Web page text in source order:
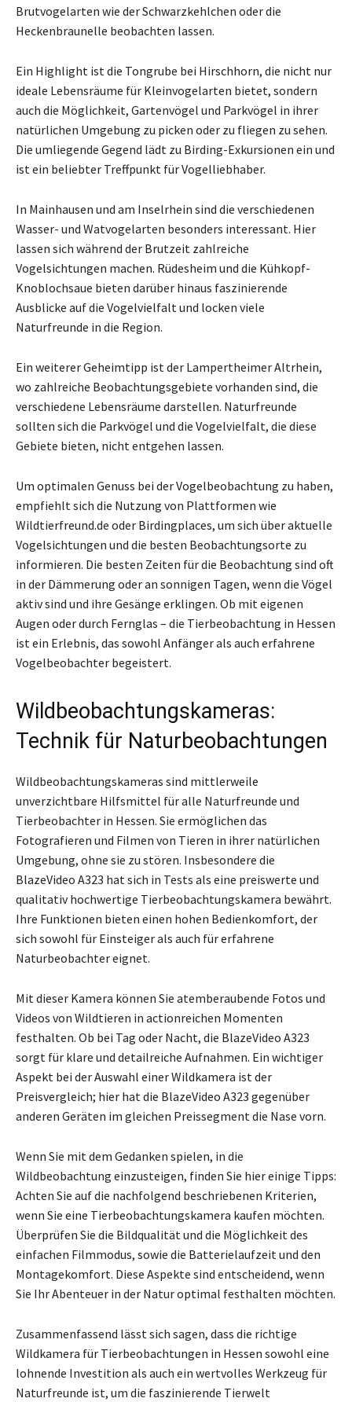
Brutvogelarten wie der Schwarzkehlchen oder die
Heckenbraunelle beobachten lassen.
Ein Highlight ist die Tongrube bei Hirschhorn, die nicht nur
ideale Lebensräume für Kleinvogelarten bietet, sondern
auch die Möglichkeit, Gartenvögel und Parkvögel in ihrer
natürlichen Umgebung zu picken oder zu fliegen zu sehen.
Die umliegende Gegend lädt zu Birding-Exkursionen ein und
ist ein beliebter Treffpunkt für Vogelliebhaber.
In Mainhausen und am Inselrhein sind die verschiedenen
Wasser- und Watvogelarten besonders interessant. Hier
lassen sich während der Brutzeit zahlreiche
Vogelsichtungen machen. Rüdesheim und die Kühkopf-
Knoblochsaue bieten darüber hinaus faszinierende
Ausblicke auf die Vogelvielfalt und locken viele
Naturfreunde in die Region.
Ein weiterer Geheimtipp ist der Lampertheimer Altrhein,
wo zahlreiche Beobachtungsgebiete vorhanden sind, die
verschiedene Lebensräume darstellen. Naturfreunde
sollten sich die Parkvögel und die Vogelvielfalt, die diese
Gebiete bieten, nicht entgehen lassen.
Um optimalen Genuss bei der Vogelbeobachtung zu haben,
empfiehlt sich die Nutzung von Plattformen wie
Wildtierfreund.de oder Birdingplaces, um sich über aktuelle
Vogelsichtungen und die besten Beobachtungsorte zu
informieren. Die besten Zeiten für die Beobachtung sind oft
in der Dämmerung oder an sonnigen Tagen, wenn die Vögel
aktiv sind und ihre Gesänge erklingen. Ob mit eigenen
Augen oder durch Fernglas – die Tierbeobachtung in Hessen
ist ein Erlebnis, das sowohl Anfänger als auch erfahrene
Vogelbeobachter begeistert.
Wildbeobachtungskameras:
Technik für Naturbeobachtungen
Wildbeobachtungskameras sind mittlerweile
unverzichtbare Hilfsmittel für alle Naturfreunde und
Tierbeobachter in Hessen. Sie ermöglichen das
Fotografieren und Filmen von Tieren in ihrer natürlichen
Umgebung, ohne sie zu stören. Insbesondere die
BlazeVideo A323 hat sich in Tests als eine preiswerte und
qualitativ hochwertige Tierbeobachtungskamera bewährt.
Ihre Funktionen bieten einen hohen Bedienkomfort, der
sich sowohl für Einsteiger als auch für erfahrene
Naturbeobachter eignet.
Mit dieser Kamera können Sie atemberaubende Fotos und
Videos von Wildtieren in actionreichen Momenten
festhalten. Ob bei Tag oder Nacht, die BlazeVideo A323
sorgt für klare und detailreiche Aufnahmen. Ein wichtiger
Aspekt bei der Auswahl einer Wildkamera ist der
Preisvergleich; hier hat die BlazeVideo A323 gegenüber
anderen Geräten im gleichen Preissegment die Nase vorn.
Wenn Sie mit dem Gedanken spielen, in die
Wildbeobachtung einzusteigen, finden Sie hier einige Tipps:
Achten Sie auf die nachfolgend beschriebenen Kriterien,
wenn Sie eine Tierbeobachtungskamera kaufen möchten.
Überprüfen Sie die Bildqualität und die Möglichkeit des
einfachen Filmmodus, sowie die Batterielaufzeit und den
Montagekomfort. Diese Aspekte sind entscheidend, wenn
Sie Ihr Abenteuer in der Natur optimal festhalten möchten.
Zusammenfassend lässt sich sagen, dass die richtige
Wildkamera für Tierbeobachtungen in Hessen sowohl eine
lohnende Investition als auch ein wertvolles Werkzeug für
Naturfreunde ist, um die faszinierende Tierwelt